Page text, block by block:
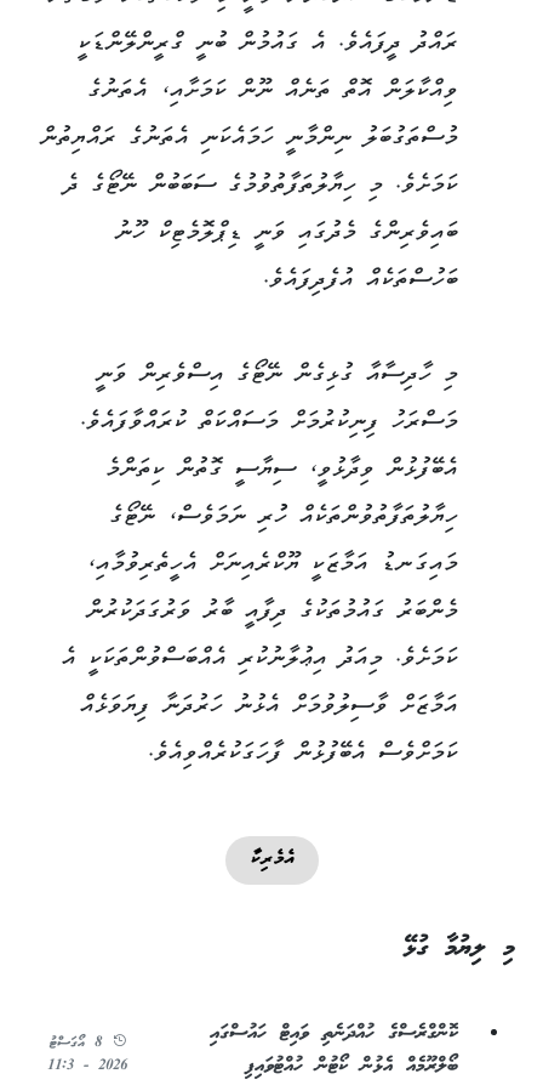
ރައްދު ދީފައެވެ. އެ ގައުމުން ބުނީ ގްރީންލޭންޑަކީ
ވިއްކާލަން އޮތް ތަނެއް ނޫން ކަމަށާއި، އެތަނުގެ
މުސްތަގުބަލު ނިންމާނީ ހަމައެކަނި އެތަނުގެ ރައްޔިތުން
ކަމަށެވެ. މި ހިޔާލުތަފާތުވުމުގެ ސަބަބުން ނޭޓޯގެ ދެ
ބައިވެރިންގެ މެދުގައި ވަނީ ޑިޕްލޮމެޓިކް ހޫނު
ބަހުސްތަކެއް އުފެދިފައެވެ.
މި ހާދިސާއާ ގުޅިގެން ނޭޓޯގެ އިސްވެރިން ވަނީ
މަސްރަހު ފިނިކުރުމަށް މަސައްކަތް ކުރައްވާފައެވެ.
އެބޭފުޅުން ވިދާޅުވީ، ސިޔާސީ ގޮތުން ކިތަންމެ
ހިޔާލުތަފާތުވުންތަކެއް ހުުރި ނަމަވެސް، ނޭޓޯގެ
މައިގަނޑު އަމާޒަކީ ޔޫކްރެއިނަށް އެހީތެރިވުމާއި،
މެންބަރު ގައުމުތަކުގެ ދިފާއީ ބާރު ވަރުގަދަކުރުން
ކަމަށެވެ. މިއަދު އިޢުލާނުކުރި އެއްބަސްވުންތަކަކީ އެ
އަމާޒަށް ވާސިލުވުމަށް އެޅުނު ހަރުދަނާ ފިޔަވަޅެއް
ކަމަށްވެސް އެބޭފުޅުން ފާހަގަކުރެއްވިއެވެ.
އެމެރިކާ
މި ލިޔުމާ ގުޅޭ
ކޮންގްރެސްގެ ހުއްދަނެތި ވައިޓް ހައުސްގައި
ބޯލްރޫމެއް އެޅުން ކޯޓުން ހުއްޓުވައިފި
8 އޯގަސްޓު
2026 - 11:3